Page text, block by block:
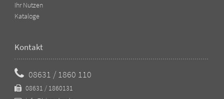
Ihr Nutzen
Kataloge
Kontakt
08631 / 1860 110
08631 / 1860131